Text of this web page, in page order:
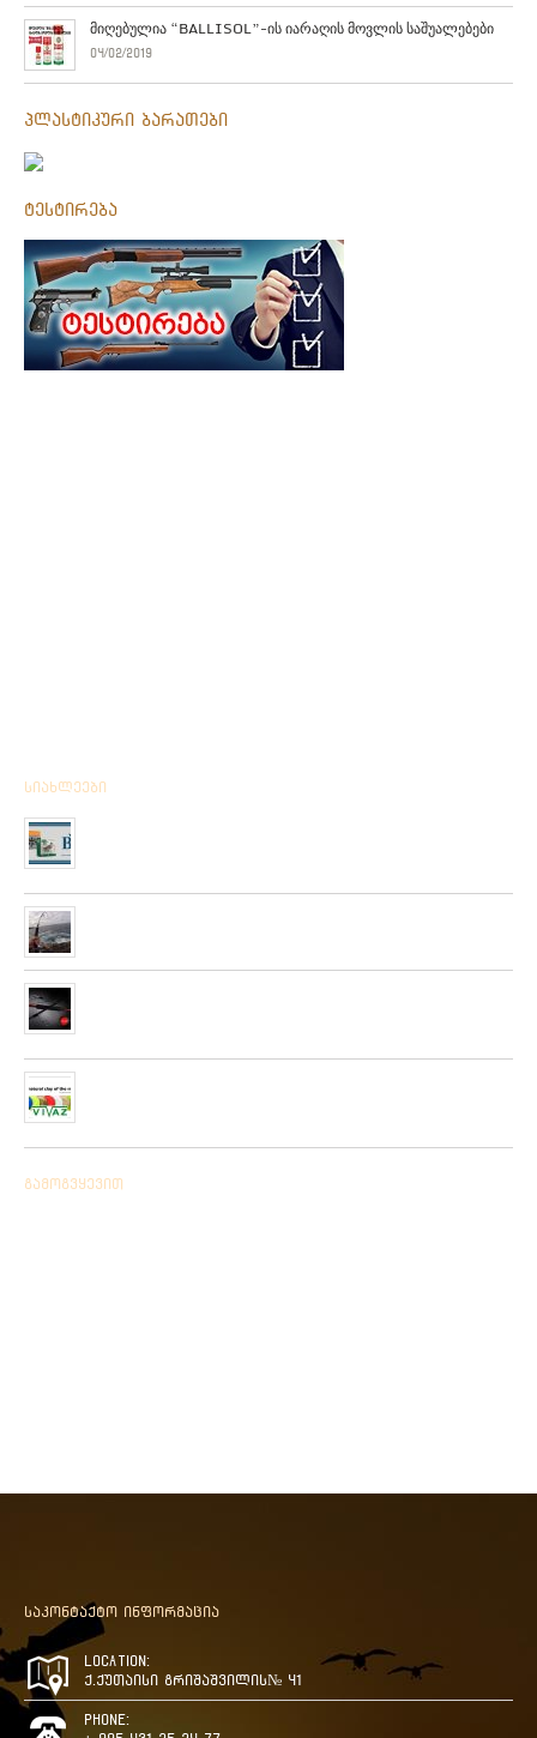
მიღებულია “BALLISOL”-ის იარაღის მოვლის საშუალებები
04/02/2019
პლასტიკური ბარათები
ტესტირება
სიახლეები
გამოგვყევით
საკონტაქტო ინფორმაცია
Location:
ქ.ქუთაისი გრიშაშვილის№ 41
Phone: